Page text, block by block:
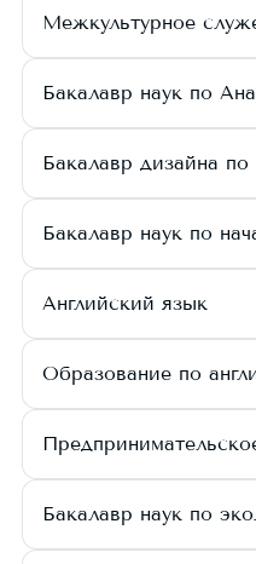
Межкультурное
Бакалавр наук по
Бакалавр дизайна
Бакалавр наук по
Английский язык
Образование по
Бакалавр наук по